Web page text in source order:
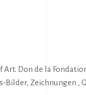
Art. Don de la
Bilder, Zeichnungen ,